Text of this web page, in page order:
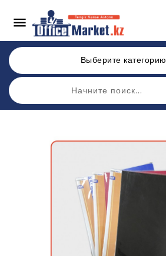

Выберите категорию